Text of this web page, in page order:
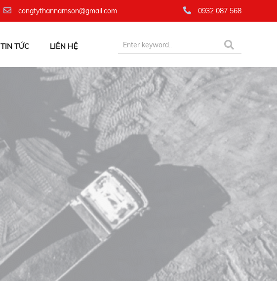
congtythannamson@gmail.com 0932 087 568
TIN TỨC LIÊN HỆ